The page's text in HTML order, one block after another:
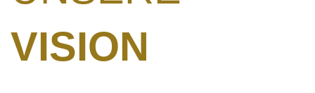
VISION